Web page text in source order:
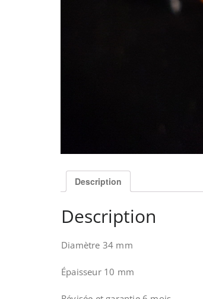
Description
Description
Diamètre 34 mm
Épaisseur 10 mm